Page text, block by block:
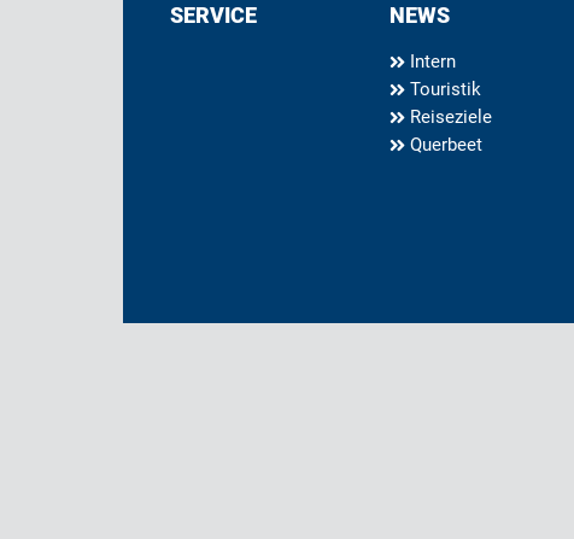
SERVICE NEWS
Intern
Touristik
Reiseziele
Querbeet